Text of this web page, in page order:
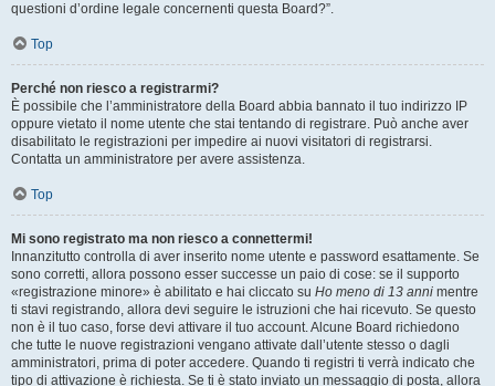
questioni d’ordine legale concernenti questa Board?”.
Top
Perché non riesco a registrarmi?
È possibile che l’amministratore della Board abbia bannato il tuo indirizzo IP
oppure vietato il nome utente che stai tentando di registrare. Può anche aver
disabilitato le registrazioni per impedire ai nuovi visitatori di registrarsi.
Contatta un amministratore per avere assistenza.
Top
Mi sono registrato ma non riesco a connettermi!
Innanzitutto controlla di aver inserito nome utente e password esattamente. Se
sono corretti, allora possono esser successe un paio di cose: se il supporto
«registrazione minore» è abilitato e hai cliccato su Ho meno di 13 anni mentre
ti stavi registrando, allora devi seguire le istruzioni che hai ricevuto. Se questo
non è il tuo caso, forse devi attivare il tuo account. Alcune Board richiedono
che tutte le nuove registrazioni vengano attivate dall’utente stesso o dagli
amministratori, prima di poter accedere. Quando ti registri ti verrà indicato che
tipo di attivazione è richiesta. Se ti è stato inviato un messaggio di posta, allora